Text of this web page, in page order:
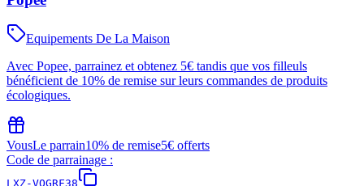
Equipements De La Maison
Avec Popee, parrainez et obtenez 5€ tandis que vos filleuls
bénéficient de 10% de remise sur leurs commandes de produits
écologiques.
VousLe parrain10% de remise5€ offerts
Code de parrainage :
LXZ-VOGRF38